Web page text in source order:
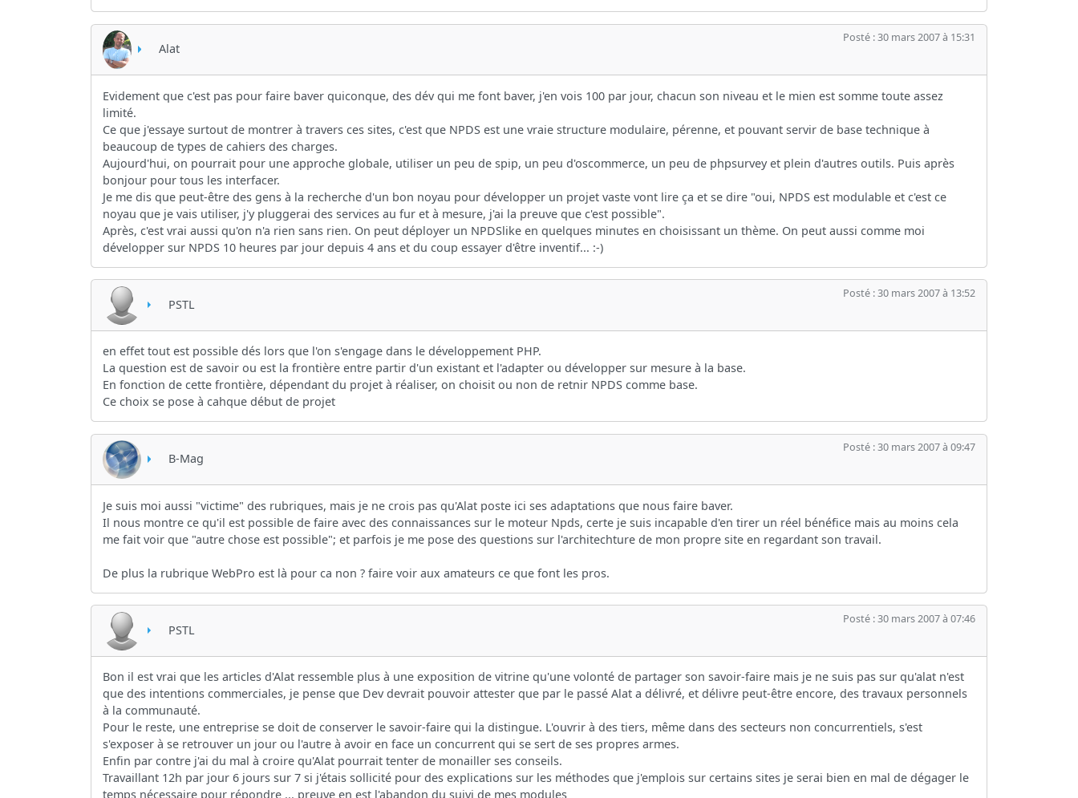
Alat
Posté : 30 mars 2007 à 15:31
Evidement que c'est pas pour faire baver quiconque, des dév qui me font baver, j'en vois 100 par jour, chacun son niveau et le mien est somme toute assez
limité.
Ce que j'essaye surtout de montrer à travers ces sites, c'est que NPDS est une vraie structure modulaire, pérenne, et pouvant servir de base technique à
beaucoup de types de cahiers des charges.
Aujourd'hui, on pourrait pour une approche globale, utiliser un peu de spip, un peu d'oscommerce, un peu de phpsurvey et plein d'autres outils. Puis après
bonjour pour tous les interfacer.
Je me dis que peut-être des gens à la recherche d'un bon noyau pour développer un projet vaste vont lire ça et se dire "oui, NPDS est modulable et c'est ce
noyau que je vais utiliser, j'y pluggerai des services au fur et à mesure, j'ai la preuve que c'est possible".
Après, c'est vrai aussi qu'on n'a rien sans rien. On peut déployer un NPDSlike en quelques minutes en choisissant un thème. On peut aussi comme moi
développer sur NPDS 10 heures par jour depuis 4 ans et du coup essayer d'être inventif... :-)
PSTL
Posté : 30 mars 2007 à 13:52
en effet tout est possible dés lors que l'on s'engage dans le développement PHP.
La question est de savoir ou est la frontière entre partir d'un existant et l'adapter ou développer sur mesure à la base.
En fonction de cette frontière, dépendant du projet à réaliser, on choisit ou non de retnir NPDS comme base.
Ce choix se pose à cahque début de projet
B-Mag
Posté : 30 mars 2007 à 09:47
Je suis moi aussi "victime" des rubriques, mais je ne crois pas qu'Alat poste ici ses adaptations que nous faire baver.
Il nous montre ce qu'il est possible de faire avec des connaissances sur le moteur Npds, certe je suis incapable d'en tirer un réel bénéfice mais au moins cela
me fait voir que "autre chose est possible"; et parfois je me pose des questions sur l'architechture de mon propre site en regardant son travail.
De plus la rubrique WebPro est là pour ca non ? faire voir aux amateurs ce que font les pros.
PSTL
Posté : 30 mars 2007 à 07:46
Bon il est vrai que les articles d'Alat ressemble plus à une exposition de vitrine qu'une volonté de partager son savoir-faire mais je ne suis pas sur qu'alat n'est
que des intentions commerciales, je pense que Dev devrait pouvoir attester que par le passé Alat a délivré, et délivre peut-être encore, des travaux personnels
à la communauté.
Pour le reste, une entreprise se doit de conserver le savoir-faire qui la distingue. L'ouvrir à des tiers, même dans des secteurs non concurrentiels, s'est
s'exposer à se retrouver un jour ou l'autre à avoir en face un concurrent qui se sert de ses propres armes.
Enfin par contre j'ai du mal à croire qu'Alat pourrait tenter de monailler ses conseils.
Travaillant 12h par jour 6 jours sur 7 si j'étais sollicité pour des explications sur les méthodes que j'emplois sur certains sites je serai bien en mal de dégager le
temps nécessaire pour répondre ... preuve en est l'abandon du suivi de mes modules